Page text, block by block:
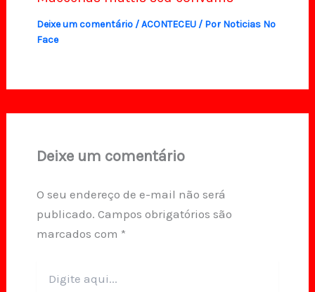
Deixe um comentário /ACONTECEU/ Por Noticias No
Face
Deixe um comentário
O seu endereço de e-mail não será
publicado. Campos obrigatórios são
marcados com *
aqui...